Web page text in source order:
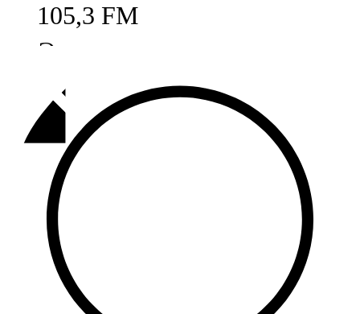
105,3 FM
Әлмәт
92,9 FM
Базарлы матак
107,1 FM
Балык бистәсе
104,9 FM
Баулы
107,5 FM